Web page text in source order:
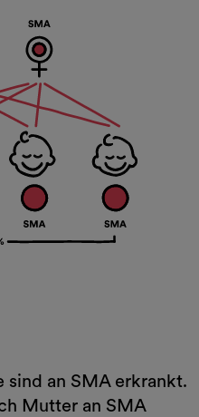
sind an SMA erkrankt.
Mutter an SMA